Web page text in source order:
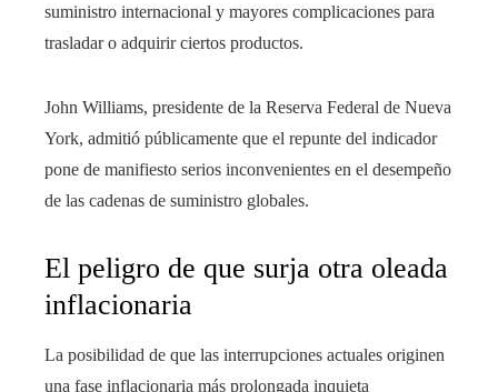
suministro internacional y mayores complicaciones para
trasladar o adquirir ciertos productos.
John Williams, presidente de la Reserva Federal de Nueva
York, admitió públicamente que el repunte del indicador
pone de manifiesto serios inconvenientes en el desempeño
de las cadenas de suministro globales.
El peligro de que surja otra oleada
inflacionaria
La posibilidad de que las interrupciones actuales originen
una fase inflacionaria más prolongada inquieta